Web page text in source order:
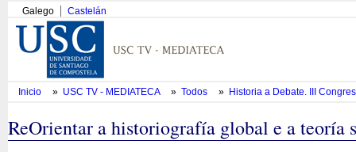
Galego Castelán
Inicio » USC TV - MEDIATECA » Todos » Historia a Debate. III
ReOrientar a historiografía global e a teoría